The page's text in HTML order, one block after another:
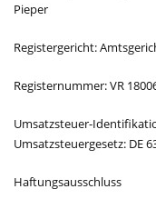
Pieper
Registergericht:
Registernummer: VR
Umsatzsteuer-
Umsatzsteuergesetz: DE
Haftungsausschluss